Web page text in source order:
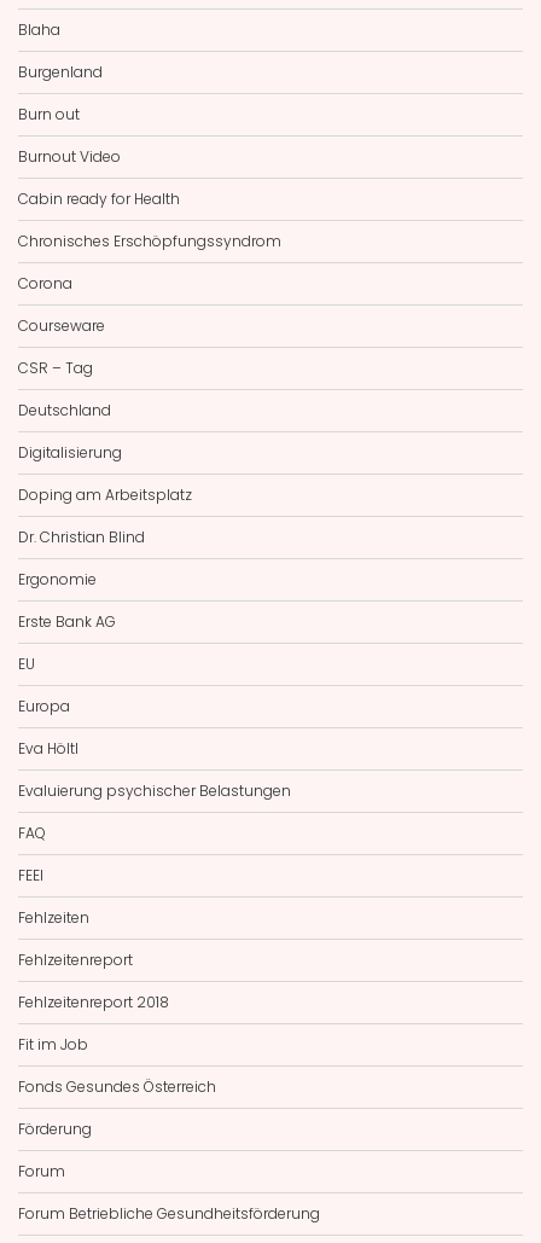
Blaha
Burgenland
Burn out
Burnout Video
Cabin ready for Health
Chronisches Erschöpfungssyndrom
Corona
Courseware
CSR – Tag
Deutschland
Digitalisierung
Doping am Arbeitsplatz
Dr. Christian Blind
Ergonomie
Erste Bank AG
EU
Europa
Eva Höltl
Evaluierung psychischer Belastungen
FAQ
FEEI
Fehlzeiten
Fehlzeitenreport
Fehlzeitenreport 2018
Fit im Job
Fonds Gesundes Österreich
Förderung
Forum
Forum Betriebliche Gesundheitsförderung